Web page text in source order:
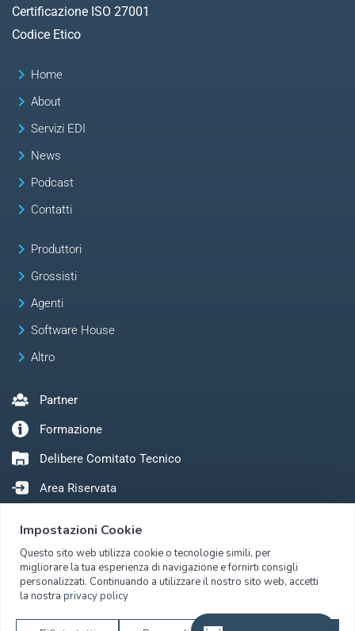
Certificazione ISO 27001
Codice Etico
keyboard_arrow_right Home
keyboard_arrow_right About
keyboard_arrow_right Servizi EDI
keyboard_arrow_right News
keyboard_arrow_right Podcast
keyboard_arrow_right Contatti
keyboard_arrow_right Produttori
keyboard_arrow_right Grossisti
keyboard_arrow_right Agenti
keyboard_arrow_right Software House
keyboard_arrow_right Altro
Partner
Formazione
Delibere Comitato Tecnico
Area Riservata
Copyright © 2026 Metel S.r.l. – Tutti i diritti riservati – C.F./P.I./Numero
Impostazioni Cookie
Questo sito web utilizza cookie o tecnologie simili, per
migliorare la tua esperienza di navigazione e fornirti consigli
personalizzati. Continuando a utilizzare il nostro sito web, accetti
la nostra privacy policy